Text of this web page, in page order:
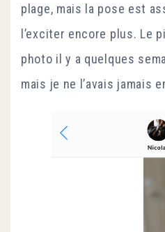
plage, mais la pose est
l’exciter encore plus. Le
photo il y a quelques
mais je ne l’avais jamais